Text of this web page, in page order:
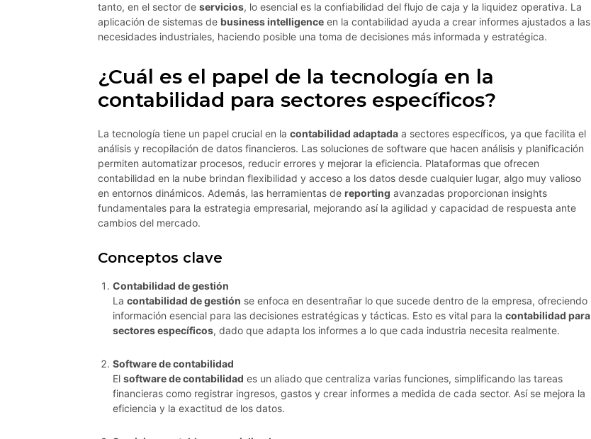
tanto, en el sector de servicios, lo esencial es la confiabilidad del flujo de caja y la liquidez operativa. La
aplicación de sistemas de business intelligence en la contabilidad ayuda a crear informes ajustados a las
necesidades industriales, haciendo posible una toma de decisiones más informada y estratégica.
¿Cuál es el papel de la tecnología en la
contabilidad para sectores específicos?
La tecnología tiene un papel crucial en la contabilidad adaptada a sectores específicos, ya que facilita el
análisis y recopilación de datos financieros. Las soluciones de software que hacen análisis y planificación
permiten automatizar procesos, reducir errores y mejorar la eficiencia. Plataformas que ofrecen
contabilidad en la nube brindan flexibilidad y acceso a los datos desde cualquier lugar, algo muy valioso
en entornos dinámicos. Además, las herramientas de reporting avanzadas proporcionan insights
fundamentales para la estrategia empresarial, mejorando así la agilidad y capacidad de respuesta ante
cambios del mercado.
Conceptos clave
Contabilidad de gestión
La contabilidad de gestión se enfoca en desentrañar lo que sucede dentro de la empresa, ofreciendo
información esencial para las decisiones estratégicas y tácticas. Esto es vital para la contabilidad para
sectores específicos, dado que adapta los informes a lo que cada industria necesita realmente.
Software de contabilidad
El software de contabilidad es un aliado que centraliza varias funciones, simplificando las tareas
financieras como registrar ingresos, gastos y crear informes a medida de cada sector. Así se mejora la
eficiencia y la exactitud de los datos.